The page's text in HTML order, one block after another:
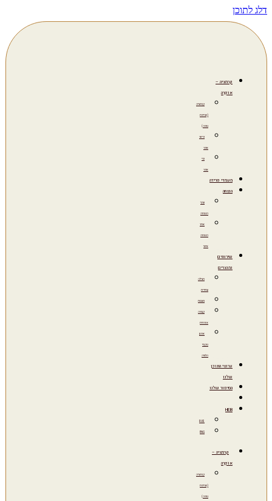
דלג לתוכן
קרמציה –
אוֹפְרָה
קרמציה
(שריפת
גופה)
פיזור
אפר
כדי
אפר
מעמדי פרידה
הנצחה
ערבי
הנצחה
אתר
הנצחה
אישי
שירותים
ומוצרים
חבילה
עתידית
מצבות
קבורה
אזרחית
ארגון
טקסי
הלוויה
ערוצי התוכן
שלנו
הסיפור שלנו
HEB
RUS
ENG
קרמציה –
אוֹפְרָה
קרמציה
(שריפת
גופה)